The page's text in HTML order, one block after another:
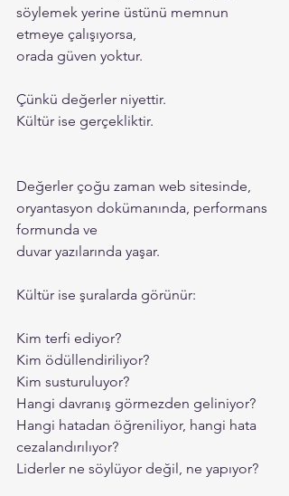
söylemek yerine üstünü memnun
etmeye çalışıyorsa,
orada güven yoktur.
Çünkü değerler niyettir.
Kültür ise gerçekliktir.
Değerler çoğu zaman web sitesinde,
oryantasyon dokümanında, performans
formunda ve
duvar yazılarında yaşar.
Kültür ise şuralarda görünür:
Kim terfi ediyor?
Kim ödüllendiriliyor?
Kim susturuluyor?
Hangi davranış görmezden geliniyor?
Hangi hatadan öğreniliyor, hangi hata
cezalandırılıyor?
Liderler ne söylüyor değil, ne yapıyor?